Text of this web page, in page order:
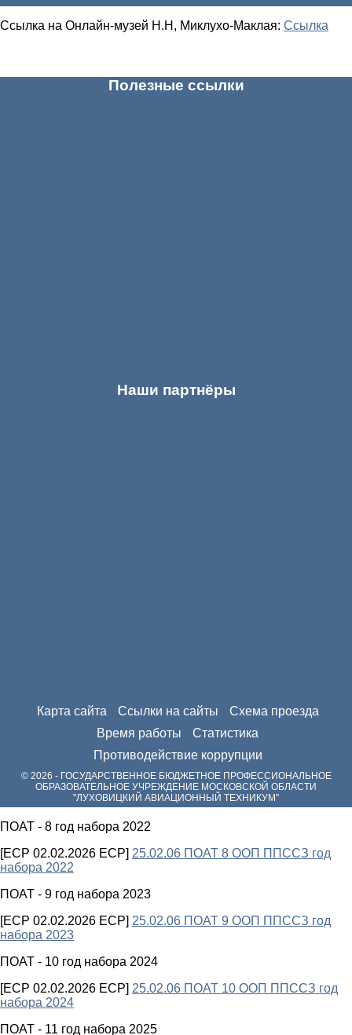
Ссылка на Онлайн-музей Н.Н, Миклухо-Маклая: Ссылка
Полезные ссылки
Наши партнёры
Карта сайта Ссылки на сайты
Схема проезда
Время работы
Статистика
Противодействие коррупции
© 2026 - ГОСУДАРСТВЕННОЕ БЮДЖЕТНОЕ ПРОФЕССИОНАЛЬНОЕ
ОБРАЗОВАТЕЛЬНОЕ УЧРЕЖДЕНИЕ МОСКОВСКОЙ ОБЛАСТИ
"ЛУХОВИЦКИЙ АВИАЦИОННЫЙ ТЕХНИКУМ"
ПОАТ - 8 год набора 2022
[ECP 02.02.2026 ECP] 25.02.06 ПОАТ 8 ООП ППССЗ год
набора 2022
ПОАТ - 9 год набора 2023
[ECP 02.02.2026 ECP] 25.02.06 ПОАТ 9 ООП ППССЗ год
набора 2023
ПОАТ - 10 год набора 2024
[ECP 02.02.2026 ECP] 25.02.06 ПОАТ 10 ООП ППССЗ год
набора 2024
ПОАТ - 11 год набора 2025